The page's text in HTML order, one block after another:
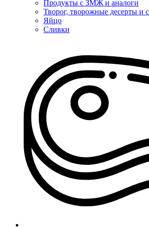
Продукты с ЗМЖ и аналоги
Творог, творожные десерты и
Яйцо
Сливки